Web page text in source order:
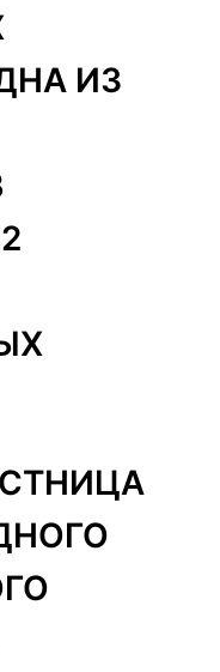
ИЗ